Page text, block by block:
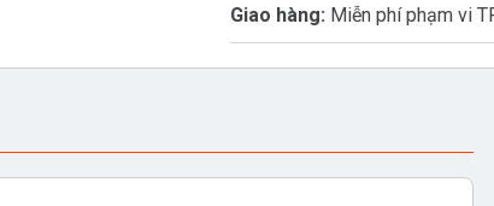
Giao hàng: Miễn phí phạm vi